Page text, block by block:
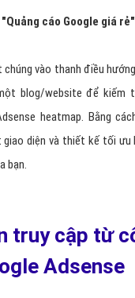
"Quảng cáo Google giá rẻ"
vào thanh điều
blog/website để kiếm
heatmap. Bằng
diện và thiết kế tối ưu
bạn.
truy cập từ
Adsense